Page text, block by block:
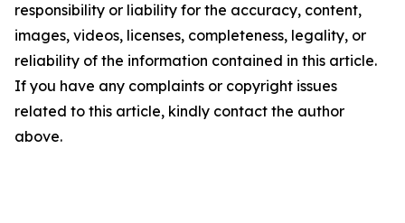
responsibility or liability for the accuracy, content,
images, videos, licenses, completeness, legality, or
reliability of the information contained in this article.
If you have any complaints or copyright issues
related to this article, kindly contact the author
above.